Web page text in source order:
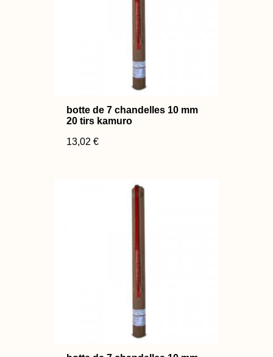
botte de 7 chandelles 10 mm
20 tirs kamuro
13,02 €